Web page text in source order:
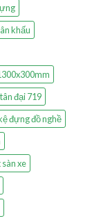
khấu
đại 719
đựng đồ nghề
xe